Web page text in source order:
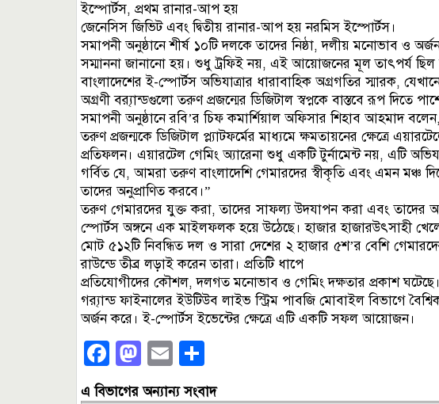
ইস্পোর্টস, প্রথম রানার-আপ হয়
জেনেসিস জিভিট এবং দ্বিতীয় রানার-আপ হয় নরমিস ইস্পোর্টস।
সমাপনী অনুষ্ঠানে শীর্ষ ১০টি দলকে তাদের নিষ্ঠা, দলীয় মনোভাব ও
সম্মাননা জানানো হয়। শুধু ট্রফিই নয়, এই আয়োজনের মূল তাৎপর্য
বাংলাদেশের ই-স্পোর্টস অভিযাত্রার ধারাবাহিক অগ্রগতির স্মারক,
অগ্রণী ব্র‍্যান্ডগুলো তরুণ প্রজন্মের ডিজিটাল স্বপ্নকে বাস্তবে রূপ দিতে
সমাপনী অনুষ্ঠানে রবি’র চিফ কমার্শিয়াল অফিসার শিহাব আহমাদ
তরুণ প্রজন্মকে ডিজিটাল প্ল্যাটফর্মের মাধ্যমে ক্ষমতায়নের ক্ষেত্রে
প্রতিফলন। এয়ারটেল গেমিং অ্যারেনা শুধু একটি টুর্নামেন্ট নয়, এটি
গর্বিত যে, আমরা তরুণ বাংলাদেশি গেমারদের স্বীকৃতি এবং এমন মঞ্চ
তাদের অনুপ্রাণিত করবে।”
তরুণ গেমারদের যুক্ত করা, তাদের সাফল্য উদযাপন করা এবং তাদের
স্পোর্টস অঙ্গনে এক মাইলফলক হয়ে উঠেছে। হাজার হাজারউৎসাহী
মোট ৫১২টি নিবন্ধিত দল ও সারা দেশের ২ হাজার ৫শ’র বেশি
রাউন্ডে তীব্র লড়াই করেন তারা। প্রতিটি ধাপে
প্রতিযোগীদের কৌশল, দলগত মনোভাব ও গেমিং দক্ষতার প্রকাশ ঘটেছে।
গ্র‍্যান্ড ফাইনালের ইউটিউব লাইভ স্ট্রিম পাবজি মোবাইল বিভাগে
অর্জন করে। ই-স্পোর্টস ইভেন্টের ক্ষেত্রে এটি একটি সফল আয়োজন।
Facebook
Mastodon
Email
এ বিভাগের অন্যান্য সংবাদ